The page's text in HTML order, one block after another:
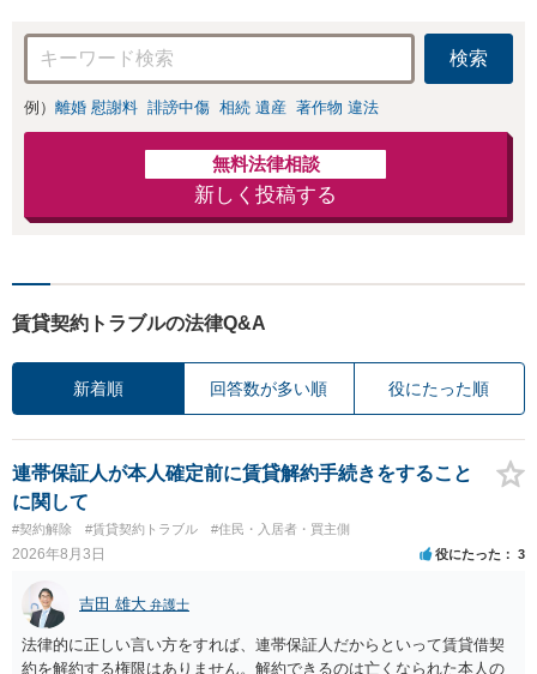
検索
例） 離婚 慰謝料 誹謗中傷 相続 遺産 著作物 違法
無料法律相談
新しく投稿する
賃貸契約トラブルの法律Q&A
新着順 回答数が多い順 役にたった順
連帯保証人が本人確定前に賃貸解約手続きをすること
に関して
#契約解除 #賃貸契約トラブル #住民・入居者・買主側
2026年8月3日 役にたった 3
吉田 雄大 弁護士
法律的に正しい言い方をすれば、連帯保証人だからといって賃貸借契
約を解約する権限はありません。解約できるのは亡くなられた本人の